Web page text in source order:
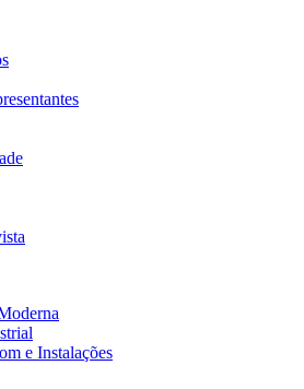
e Instalações